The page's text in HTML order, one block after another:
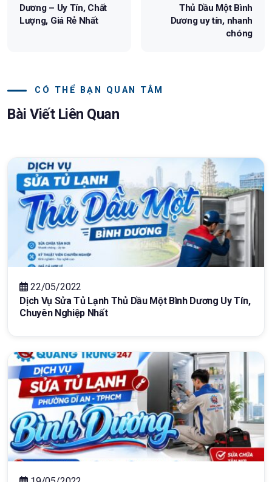
Dương – Uy Tín, Chất
Lượng, Giá Rẻ Nhất
Thủ Dầu Một Bình
Dương uy tín, nhanh
chóng
CÓ THỂ BẠN QUAN TÂM
Bài Viết Liên Quan
22/05/2022
Dịch Vụ Sửa Tủ Lạnh Thủ Dầu Một Bình Dương Uy Tín,
Chuyên Nghiệp Nhất